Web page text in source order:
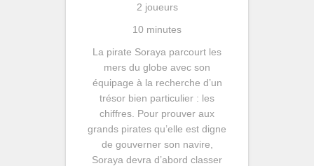
2 joueurs
10 minutes
La pirate Soraya parcourt les
mers du globe avec son
équipage à la recherche d’un
trésor bien particulier : les
chiffres. Pour prouver aux
grands pirates qu’elle est digne
de gouverner son navire,
Soraya devra d’abord classer